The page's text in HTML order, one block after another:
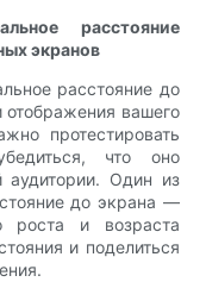
расстояние
экранов
расстояние до
отображения вашего
протестировать
что оно
аудитории. Один из
до экрана —
роста и возраста
и поделиться